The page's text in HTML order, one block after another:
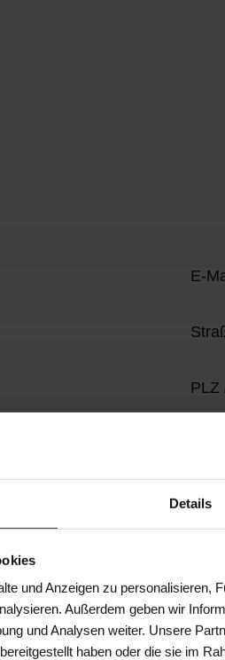
Details
und Anzeigen zu personalisieren,
Außerdem geben wir
und Analysen weiter. Unsere
haben oder die sie im
E-
PLZ
Absenden